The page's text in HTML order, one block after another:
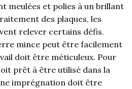
meulées et polies à un brillant
des plaques, les
relever certains défis.
mince peut être facilement
doit être méticuleux. Pour
prêt à être utilisé dans la
imprégnation doit être